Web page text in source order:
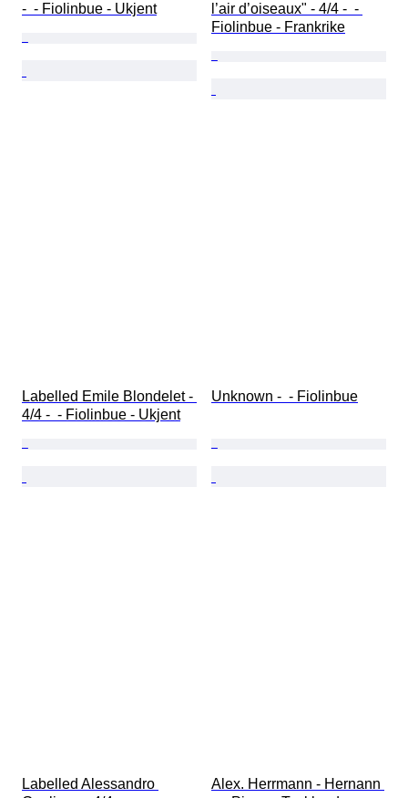
-  - Fiolinbue - Ukjent
l’air d’oiseaux" - 4/4 -  -
Fiolinbue - Frankrike
Labelled Emile Blondelet -
4/4 -  - Fiolinbue - Ukjent
Unknown -  - Fiolinbue
Labelled Alessandro
Alex. Herrmann - Hernann